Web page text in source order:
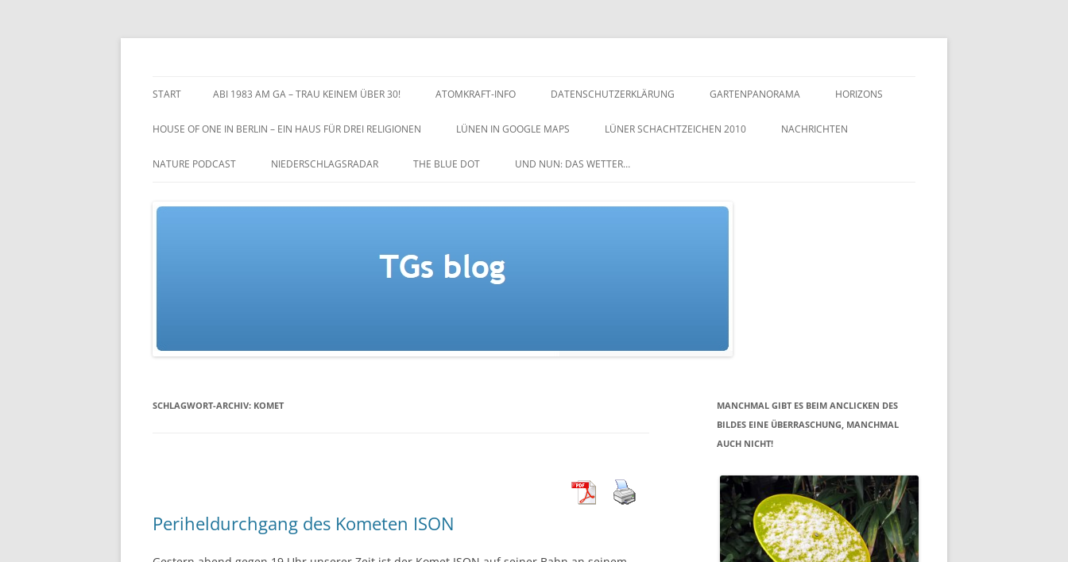
Zum
START ABI 1983 AM GA – TRAU KEINEM ÜBER 30! ATOMKRAFT-INFO DATENSCHUTZERKLÄRUNG GARTENPANORAMA HORIZONS
HOUSE OF ONE IN BERLIN – EIN HAUS FÜR DREI RELIGIONEN LÜNEN IN GOOGLE MAPS LÜNER SCHACHTZEICHEN 2010
NACHTZEICHEN-SCHACHTZEICHEN
NACHRICHTEN
NATURE PODCAST NIEDERSCHLAGSRADAR THE BLUE DOT UND NUN: DAS WETTER…
SCHLAGWORT-ARCHIV: KOMET
Periheldurchgang des Kometen ISON
MANCHMAL GIBT ES BEIM ANCLICKEN DES
BILDES EINE ÜBERRASCHUNG, MANCHMAL
AUCH NICHT!